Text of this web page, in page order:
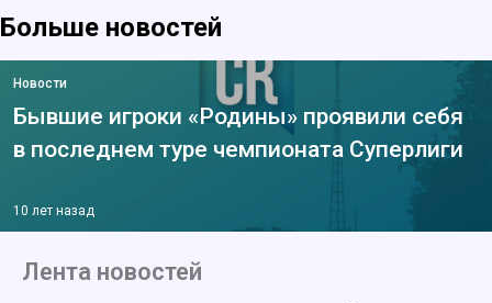
Больше новостей
Новости
Бывшие игроки «Родины» проявили себя
в последнем туре чемпионата Суперлиги
10 лет назад
Лента новостей